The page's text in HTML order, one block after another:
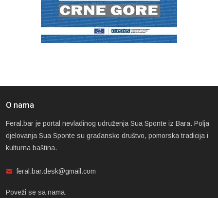
O nama
Feral.bar je portal nevladinog udruženja Sua Sponte iz Bara. Polja
djelovanja Sua Sponte su građansko društvo, pomorska tradicija i
kulturna baština.
feral.bar.desk@gmail.com
Poveži se sa nama: